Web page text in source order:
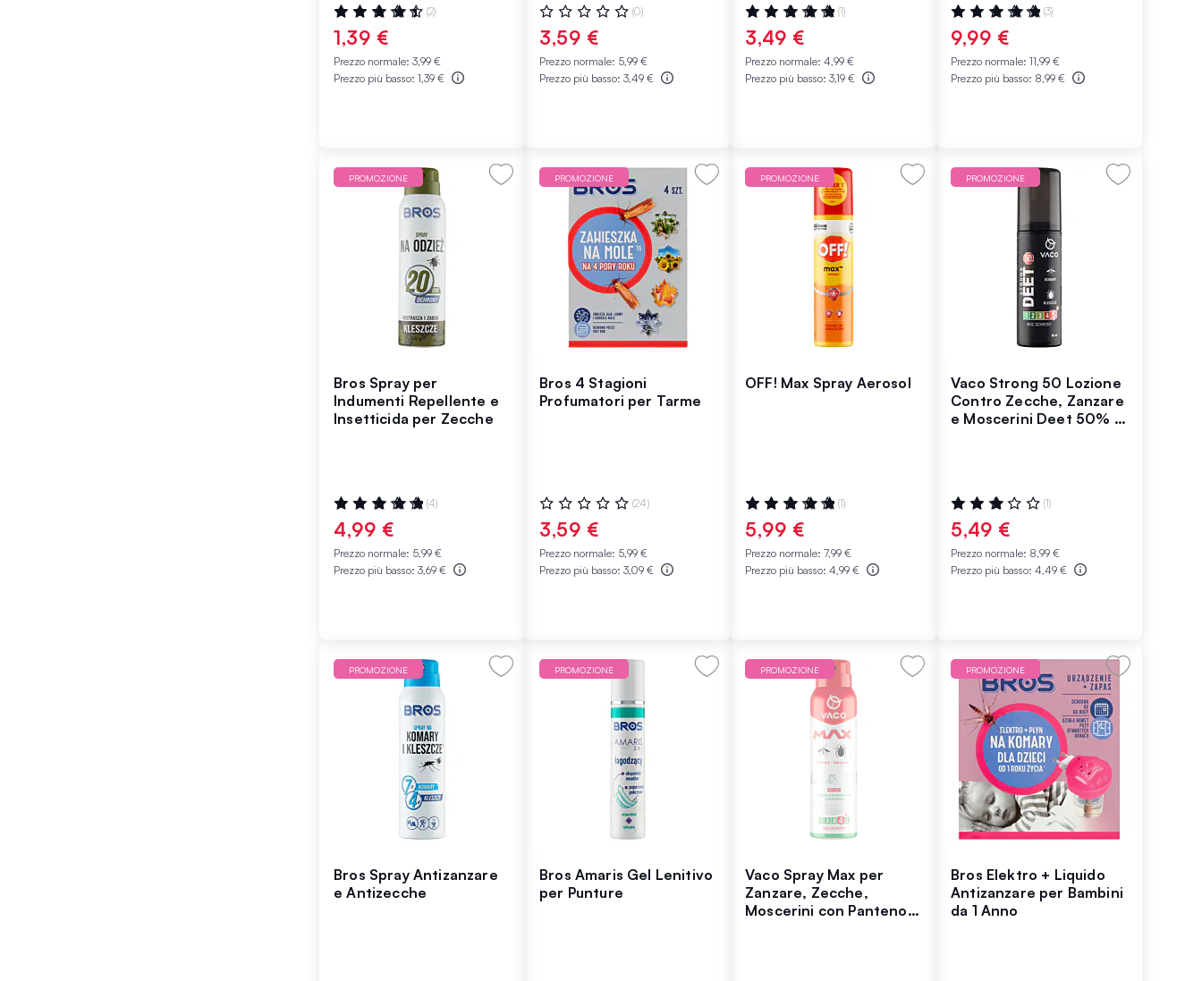
Valutazione:
93%
(2)
1,39 €
Prezzo normale: 3,99 €
Prezzo più basso: 1,39 €
Valutazione:
0%
(0)
3,59 €
Prezzo normale: 5,99 €
Prezzo più basso: 3,49 €
Valutazione:
100%
(1)
3,49 €
Prezzo normale: 4,99 €
Prezzo più basso: 3,19 €
Valutazione:
100%
(3)
9,99 €
Prezzo normale: 11,99 €
Prezzo più basso: 8,99 €
PROMOZIONE
Bros Spray per
Indumenti Repellente e
Insetticida per Zecche
Valutazione:
100%
(4)
4,99 €
Prezzo normale: 5,99 €
Prezzo più basso: 3,69 €
PROMOZIONE
Bros 4 Stagioni
Profumatori per Tarme
Valutazione:
0%
(24)
3,59 €
Prezzo normale: 5,99 €
Prezzo più basso: 3,09 €
PROMOZIONE
OFF! Max Spray Aerosol
Valutazione:
100%
(1)
5,99 €
Prezzo normale: 7,99 €
Prezzo più basso: 4,99 €
PROMOZIONE
Vaco Strong 50 Lozione
Contro Zecche, Zanzare
e Moscerini Deet 50% +
Valutazione:
60%
(1)
5,49 €
Prezzo normale: 8,99 €
Prezzo più basso: 4,49 €
PROMOZIONE
Bros Spray Antizanzare
e Antizecche
PROMOZIONE
Bros Amaris Gel Lenitivo
per Punture
PROMOZIONE
Vaco Spray Max per
Zanzare, Zecche,
Moscerini con Pantenolo
PROMOZIONE
Bros Elektro + Liquido
Antizanzare per Bambini
da 1 Anno